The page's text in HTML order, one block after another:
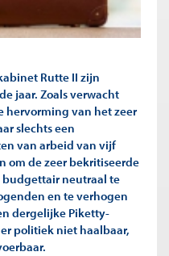
Rutte II zijn
jaar. Zoals verwacht
hervorming van het zeer
slechts een
van arbeid van vijf
om de zeer bekritiseerde
neutraal te
en te verhogen
dergelijke Piketty-
politiek niet haalbaar,